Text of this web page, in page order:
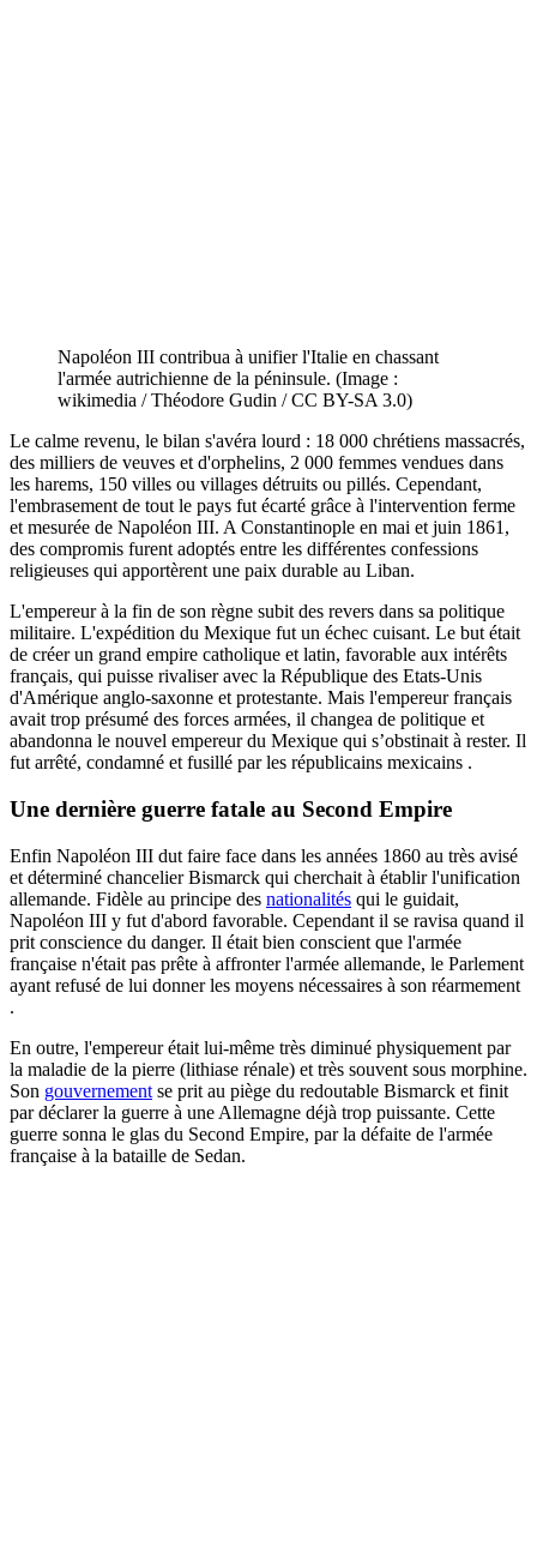
Napoléon III contribua à unifier l'Italie en chassant
l'armée autrichienne de la péninsule. (Image :
wikimedia / Théodore Gudin / CC BY-SA 3.0)
Le calme revenu, le bilan s'avéra lourd : 18 000 chrétiens massacrés,
des milliers de veuves et d'orphelins, 2 000 femmes vendues dans
les harems, 150 villes ou villages détruits ou pillés. Cependant,
l'embrasement de tout le pays fut écarté grâce à l'intervention ferme
et mesurée de Napoléon III. A Constantinople en mai et juin 1861,
des compromis furent adoptés entre les différentes confessions
religieuses qui apportèrent une paix durable au Liban.
L'empereur à la fin de son règne subit des revers dans sa politique
militaire. L'expédition du Mexique fut un échec cuisant. Le but était
de créer un grand empire catholique et latin, favorable aux intérêts
français, qui puisse rivaliser avec la République des Etats-Unis
d'Amérique anglo-saxonne et protestante. Mais l'empereur français
avait trop présumé des forces armées, il changea de politique et
abandonna le nouvel empereur du Mexique qui s’obstinait à rester. Il
fut arrêté, condamné et fusillé par les républicains mexicains .
Une dernière guerre fatale au Second Empire
Enfin Napoléon III dut faire face dans les années 1860 au très avisé
et déterminé chancelier Bismarck qui cherchait à établir l'unification
allemande. Fidèle au principe des nationalités qui le guidait,
Napoléon III y fut d'abord favorable. Cependant il se ravisa quand il
prit conscience du danger. Il était bien conscient que l'armée
française n'était pas prête à affronter l'armée allemande, le Parlement
ayant refusé de lui donner les moyens nécessaires à son réarmement
.
En outre, l'empereur était lui-même très diminué physiquement par
la maladie de la pierre (lithiase rénale) et très souvent sous morphine.
Son gouvernement se prit au piège du redoutable Bismarck et finit
par déclarer la guerre à une Allemagne déjà trop puissante. Cette
guerre sonna le glas du Second Empire, par la défaite de l'armée
française à la bataille de Sedan.